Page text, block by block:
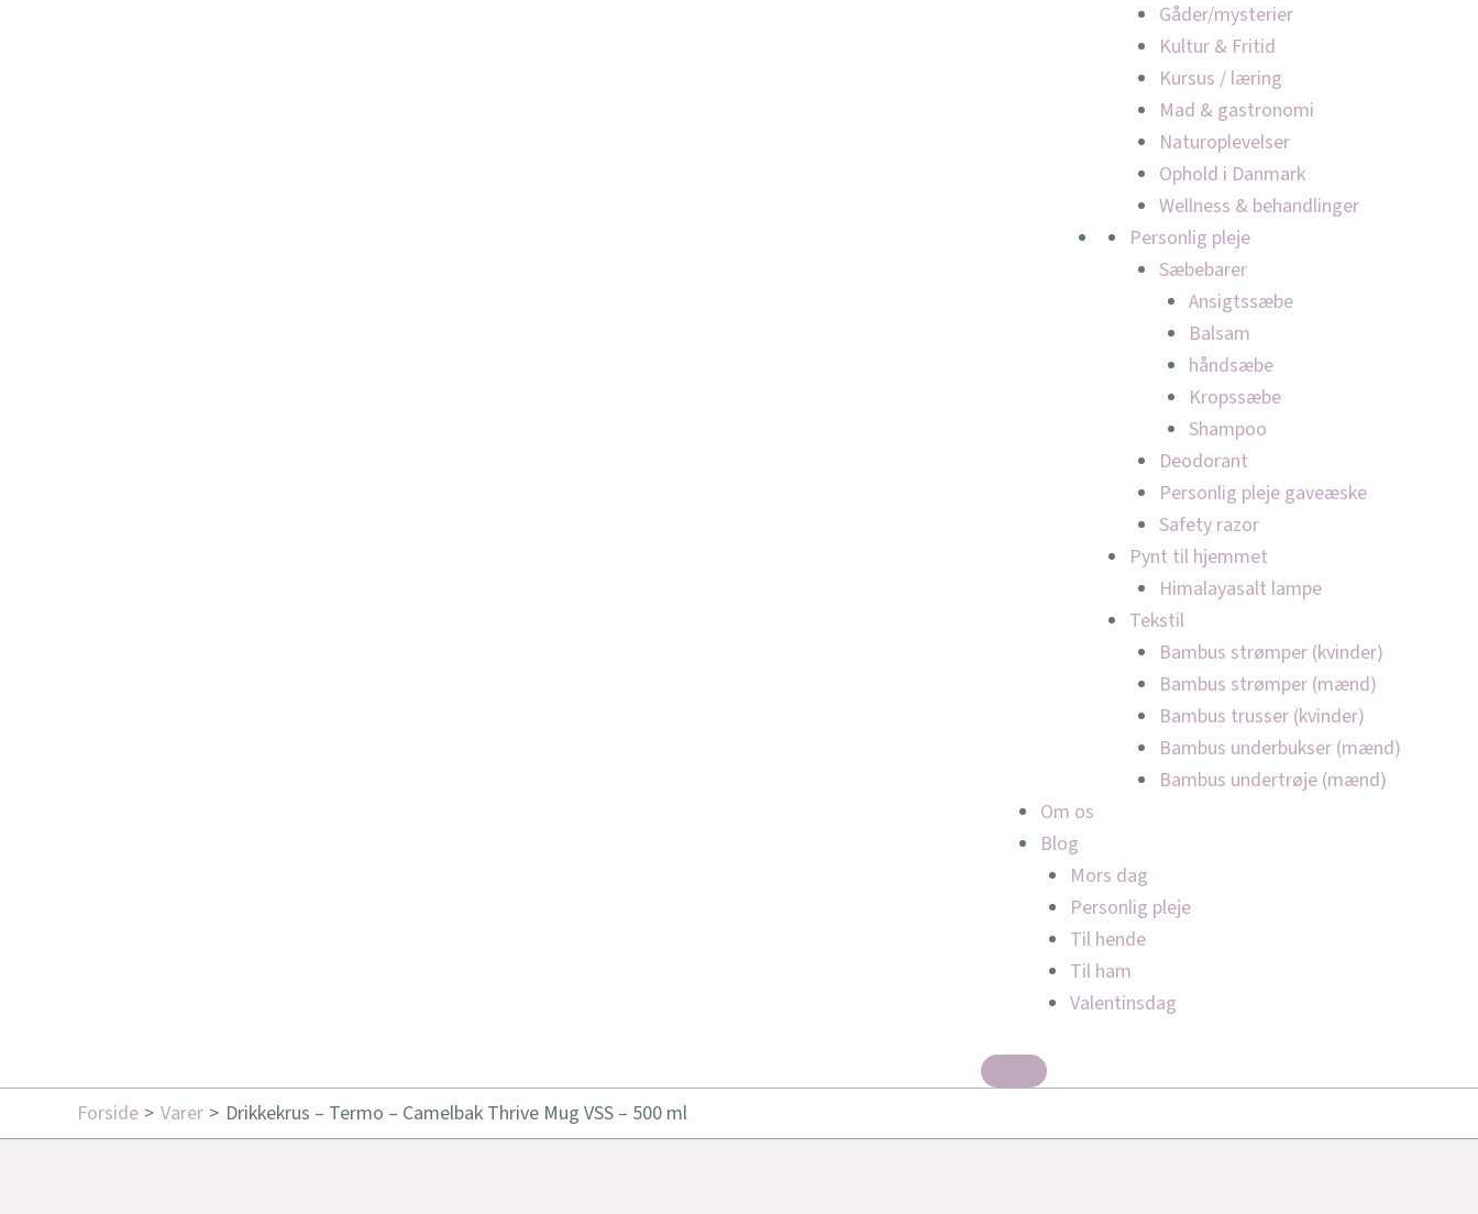
Gåder/mysterier
Kultur & Fritid
Kursus / læring
Mad & gastronomi
Naturoplevelser
Ophold i Danmark
Wellness & behandlinger
Personlig pleje
Sæbebarer
Ansigtssæbe
Balsam
håndsæbe
Kropssæbe
Shampoo
Deodorant
Personlig pleje gaveæske
Safety razor
Pynt til hjemmet
Himalayasalt lampe
Tekstil
Bambus strømper (kvinder)
Bambus strømper (mænd)
Bambus trusser (kvinder)
Bambus underbukser (mænd)
Bambus undertrøje (mænd)
Om os
Blog
Mors dag
Personlig pleje
Til hende
Til ham
Valentinsdag
Forside Varer Drikkekrus – Termo – Camelbak Thrive Mug VSS – 500 ml